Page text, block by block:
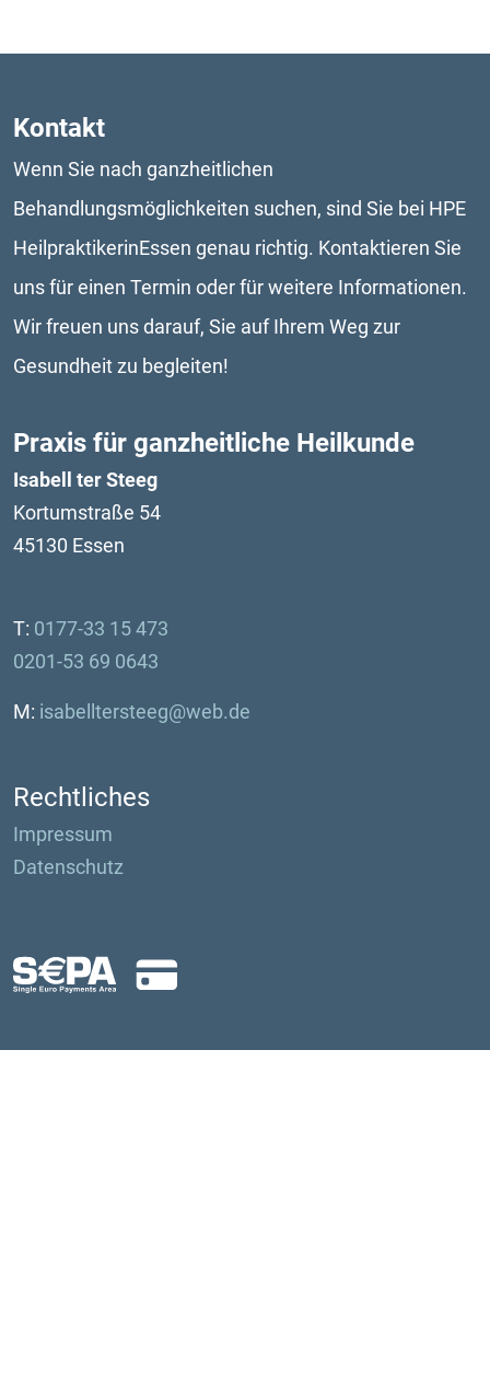
Kontakt
Wenn Sie nach ganzheitlichen
Behandlungsmöglichkeiten suchen, sind Sie bei HPE
HeilpraktikerinEssen genau richtig. Kontaktieren Sie
uns für einen Termin oder für weitere Informationen.
Wir freuen uns darauf, Sie auf Ihrem Weg zur
Gesundheit zu begleiten!
Praxis für ganzheitliche Heilkunde
Isabell ter Steeg
Kortumstraße 54
45130 Essen
T: 0177-33 15 473
0201-53 69 0643
M: isabelltersteeg@web.de
Rechtliches
Impressum
Datenschutz